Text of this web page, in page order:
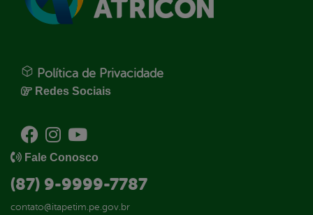
Política de Privacidade
Redes Sociais
Fale Conosco
(87) 9-9999-7787
contato@itapetim.pe.gov.br